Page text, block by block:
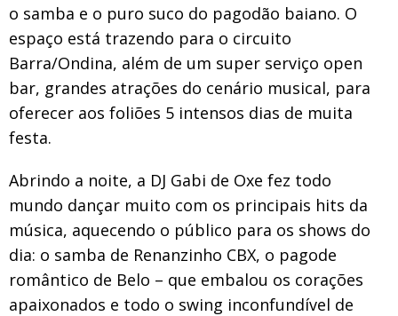
o samba e o puro suco do pagodão baiano. O
espaço está trazendo para o circuito
Barra/Ondina, além de um super serviço open
bar, grandes atrações do cenário musical, para
oferecer aos foliões 5 intensos dias de muita
festa.
Abrindo a noite, a DJ Gabi de Oxe fez todo
mundo dançar muito com os principais hits da
música, aquecendo o público para os shows do
dia: o samba de Renanzinho CBX, o pagode
romântico de Belo – que embalou os corações
apaixonados e todo o swing inconfundível de